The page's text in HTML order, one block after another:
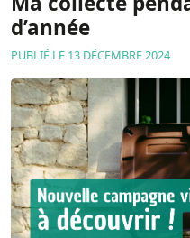
d’année
PUBLIÉ LE 13 DÉCEMBRE 2024